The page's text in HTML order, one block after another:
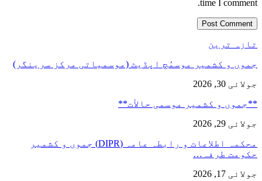
time I comment.
تازہ ترین
جموں و کشمیر موسمُچ اپڈیٹ (موسمیاتی مرکز سرینگر)
جولائی 30, 2026
**جموں و كشمیر موسمی حالأت**
جولائی 29, 2026
محکمہ اطلاعات و رابطہ عامہ (DIPR) جموں و کشمیر
حکومت طرفہ…
جولائی 17, 2026